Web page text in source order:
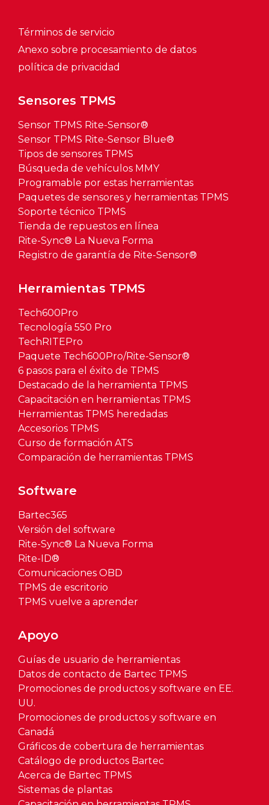
Sensores TPMS
Sensor TPMS Rite-Sensor®
Sensor TPMS Rite-Sensor Blue®
Tipos de sensores TPMS
Búsqueda de vehículos MMY
Programable por estas herramientas
Paquetes de sensores y herramientas TPMS
Soporte técnico TPMS
Tienda de repuestos en línea
Rite-Sync® La Nueva Forma
Registro de garantía de Rite-Sensor®
Herramientas TPMS
Tech600Pro
Tecnología 550 Pro
TechRITEPro
Paquete Tech600Pro/Rite-Sensor®
6 pasos para el éxito de TPMS
Destacado de la herramienta TPMS
Capacitación en herramientas TPMS
Herramientas TPMS heredadas
Accesorios TPMS
Curso de formación ATS
Comparación de herramientas TPMS
Software
Bartec365
Versión del software
Rite-Sync® La Nueva Forma
Rite-ID®
Comunicaciones OBD
TPMS de escritorio
TPMS vuelve a aprender
Apoyo
Guías de usuario de herramientas
Datos de contacto de Bartec TPMS
Promociones de productos y software en EE.
UU.
Promociones de productos y software en
Canadá
Gráficos de cobertura de herramientas
Catálogo de productos Bartec
Acerca de Bartec TPMS
Sistemas de plantas
Términos de servicio
Anexo sobre procesamiento de datos
política de privacidad